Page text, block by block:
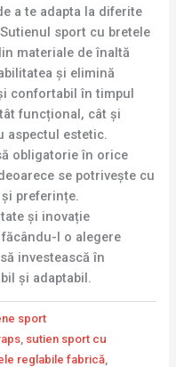
a te adapta la diferite
sport cu bretele
materiale de înaltă
și elimină
confortabil în timpul
funcțional, cât și
aspectul estetic.
obligatorie în orice
se potrivește cu
preferințe.
și inovație
l o alegere
investească în
și adaptabil.
sport
sutien sport cu
reglabile fabrică